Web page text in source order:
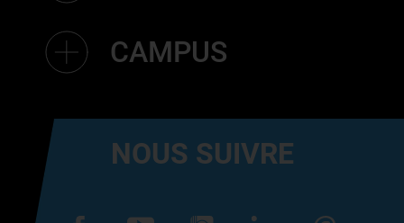
CAMPUS
NOUS SUIVRE